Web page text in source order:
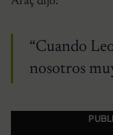
“Cuando
nosotros